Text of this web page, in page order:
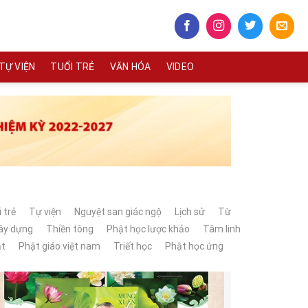
TỰ VIỆN TUỔI TRẺ VĂN HÓA VIDEO
trẻ Tự viện Nguyệt san giác ngộ Lịch sử
Từ
dựng Thiền tông Phật học lược khảo
Tâm linh
Phật giáo việt nam Triết học
Phật học ứng